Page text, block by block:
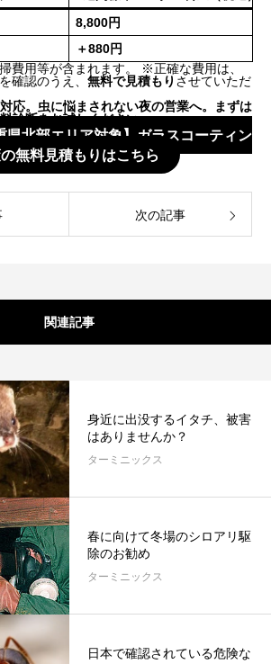
8,800円
＋880円
費用等が含まれます。 ※正確な費用は、
確認のうえ、 無料で見積もり させていただ
応。虫に悩まされない夜の営業へ。まずは
診断をお試しください。
県北部エリア対象】ガラスコーティン
無料見積もりはこちら
次の記事
関連記事
身近に出没するイタチ、被害
はありませんか？
ターミニックス
春に向けて冬場のシロアリ駆
除のお勧め
ターミニックス
日本で確認されている危険な